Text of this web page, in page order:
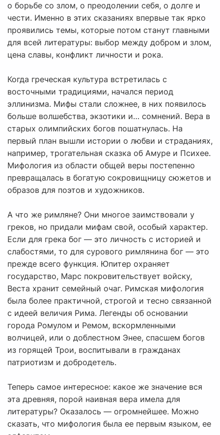
о борьбе со злом, о преодолении себя, о долге и
чести. Именно в этих сказаниях впервые так ярко
проявились темы, которые потом станут главными
для всей литературы: выбор между добром и злом,
цена славы, конфликт личности и рока.
Когда греческая культура встретилась с
восточными традициями, начался период
эллинизма. Мифы стали сложнее, в них появилось
больше волшебства, экзотики и… сомнений. Вера в
старых олимпийских богов пошатнулась. На
первый план вышли истории о любви и страданиях,
например, трогательная сказка об Амуре и Психее.
Мифология из области общей веры постепенно
превращалась в богатую сокровищницу сюжетов и
образов для поэтов и художников.
А что же римляне? Они многое заимствовали у
греков, но придали мифам свой, особый характер.
Если для грека бог — это личность с историей и
слабостями, то для сурового римлянина бог — это
прежде всего функция. Юпитер охраняет
государство, Марс покровительствует войску,
Веста хранит семейный очаг. Римская мифология
была более практичной, строгой и тесно связанной
с идеей величия Рима. Легенды об основании
города Ромулом и Ремом, вскормленными
волчицей, или о доблестном Энее, спасшем богов
из горящей Трои, воспитывали в гражданах
патриотизм и добродетель.
Теперь самое интересное: какое же значение вся
эта древняя, порой наивная вера имела для
литературы? Оказалось — огромнейшее. Можно
сказать, что мифология была ее первым языком, ее